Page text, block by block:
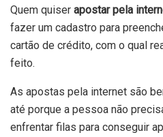
Quem quiser apostar pela
fazer um cadastro para
cartão de crédito, com o qual
feito.
As apostas pela internet são
até porque a pessoa não
enfrentar filas para conseguir